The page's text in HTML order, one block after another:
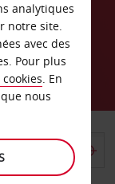
analytiques
notre site.
avec des
Pour plus
. En
nous